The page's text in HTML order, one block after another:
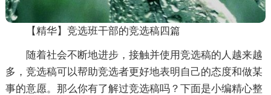
【精华】竞选班干部的竞选稿四篇
随着社会不断地进步，接触并使用竞选稿的人越来越
多，竞选稿可以帮助竞选者更好地表明自己的态度和做某
事的意愿。那么你有了解过竞选稿吗？下面是小编精心整